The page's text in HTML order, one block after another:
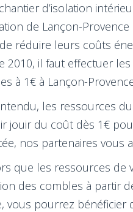
d’isolation
de Lançon-
réduire leurs coûts
2010, il faut effectuer
à 1€ à Lançon-
les ressources
jouir du coût dès 1€
nos partenaires vous
que les ressources de
des combles à partir
vous pourrez bénéficier